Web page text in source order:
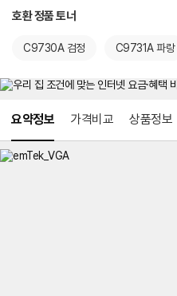
호환 정품 토너
C9730A 검정 C9731A 파랑
요약정보 가격비교 상품정보